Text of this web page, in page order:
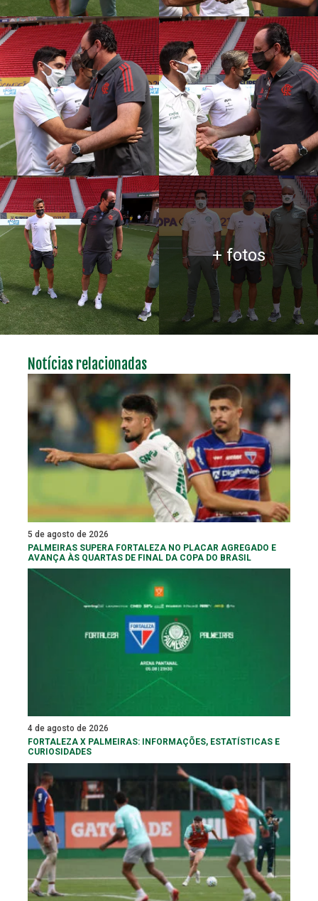
+ fotos
Notícias relacionadas
5 de agosto de 2026
PALMEIRAS SUPERA FORTALEZA NO PLACAR AGREGADO E
AVANÇA ÀS QUARTAS DE FINAL DA COPA DO BRASIL
4 de agosto de 2026
FORTALEZA X PALMEIRAS: INFORMAÇÕES, ESTATÍSTICAS E
CURIOSIDADES